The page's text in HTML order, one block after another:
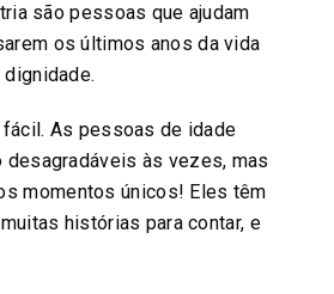
são pessoas que ajudam
os últimos anos da vida
fácil. As pessoas de idade
às vezes, mas
momentos únicos! Eles têm
histórias para contar, e